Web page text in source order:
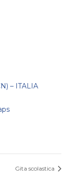
– ITALIA
Gita scolastica